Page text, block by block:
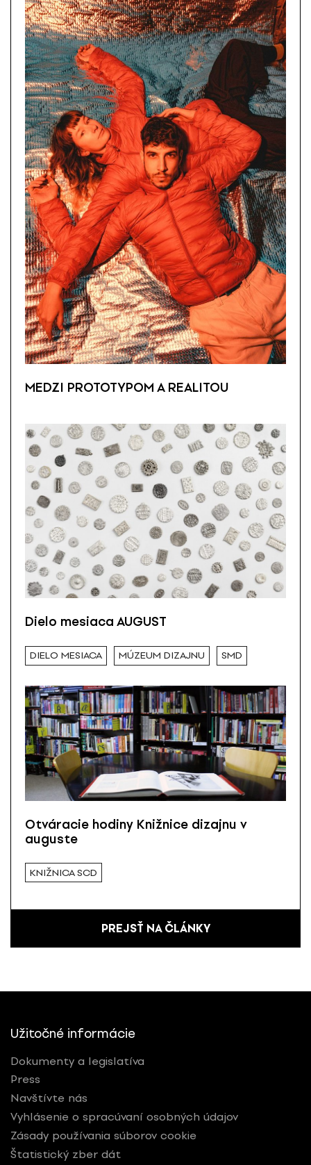
MEDZI PROTOTYPOM A REALITOU
Dielo mesiaca AUGUST
DIELO MESIACA MÚZEUM DIZAJNU SMD
Otváracie hodiny Knižnice dizajnu v
auguste
KNIŽNICA SCD
PREJSŤ NA ČLÁNKY
Užitočné informácie
Dokumenty a legislatíva
Press
Navštívte nás
Vyhlásenie o spracúvaní osobných údajov
Zásady používania súborov cookie
Štatistický zber dát